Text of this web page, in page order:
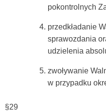
pokontrolnych
przedkładanie
sprawozdania
udzielenia
zwoływanie
w przypadku
§29